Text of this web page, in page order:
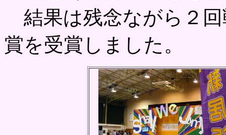
結果は残念ながら２
賞を受賞しました。